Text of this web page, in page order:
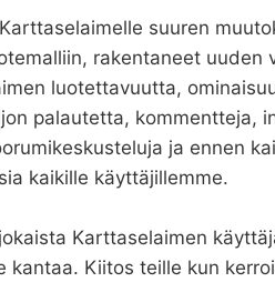
suuren
rakentaneet
luotettavuutta,
palautetta, kommentteja,
ja ennen
kaikille käyttäjillemme.
Karttaselaimen
kantaa. Kiitos teille kun